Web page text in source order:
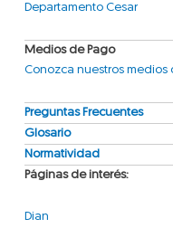
Departamento Cesar
Medios de Pago
Conozca nuestros medios
Preguntas Frecuentes
Glosario
Normatividad
Páginas de interés:
Dian